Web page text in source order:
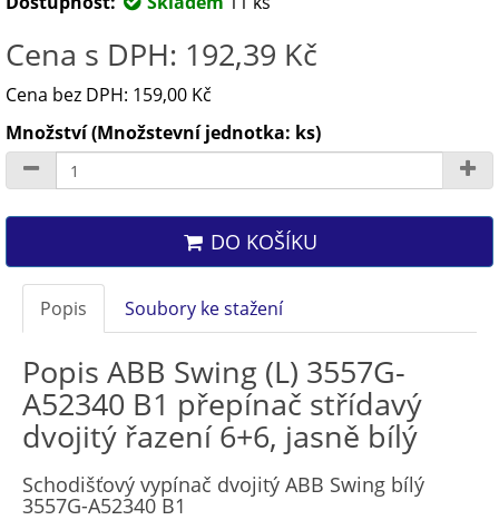
Cena s DPH: 192,39 Kč
Cena bez DPH: 159,00 Kč
Množství (Množstevní jednotka: ks)
DO KOŠÍKU
Popis Soubory ke stažení
Popis ABB Swing (L) 3557G-
A52340 B1 přepínač střídavý
dvojitý řazení 6+6, jasně bílý
Schodišťový vypínač dvojitý ABB Swing bílý
3557G-A52340 B1